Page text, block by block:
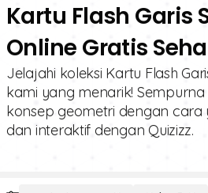
Kartu Flash Garis
Online Gratis
Jelajahi koleksi Kartu Flash
kami yang menarik!
konsep geometri dengan
dan interaktif dengan Quizizz.